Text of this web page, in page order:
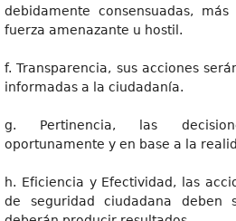
debidamente consensuadas,
fuerza amenazante u hostil.
f. Transparencia, sus acciones
informadas a la ciudadanía.
g. Pertinencia, las
oportunamente y en base a la
h. Eficiencia y Efectividad, las
de seguridad ciudadana deben